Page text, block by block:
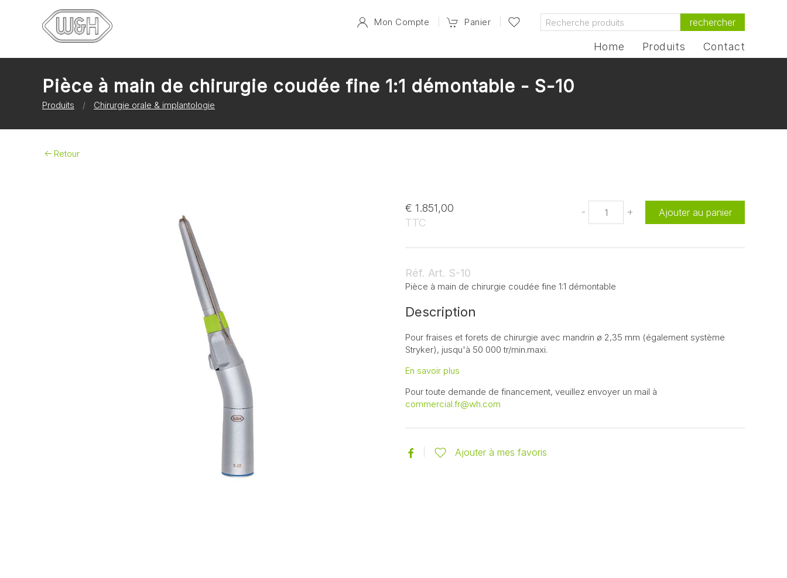
Mon Compte Panier rechercher
Home Produits Contact
Pièce à main de chirurgie coudée fine 1:1 démontable - S-10
Produits Chirurgie orale & implantologie
Retour
€ 1.851,00
TTC
- + Ajouter au panier
Réf. Art. S-10
Pièce à main de chirurgie coudée fine 1:1 démontable
Description
Pour fraises et forets de chirurgie avec mandrin ø 2,35 mm (également système
Stryker), jusqu'à 50 000 tr/min.maxi.
En savoir plus
Pour toute demande de financement, veuillez envoyer un mail à
commercial.fr@wh.com
Ajouter à mes favoris